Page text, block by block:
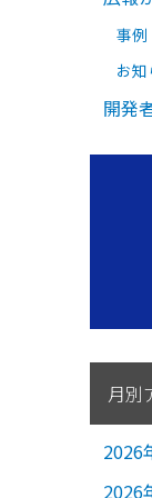
事例
お知
開発
月別
2026
2026